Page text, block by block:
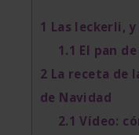
1 Las leckerli,
1.1 El pan
2 La receta de
de Navidad
2.1 Vídeo: